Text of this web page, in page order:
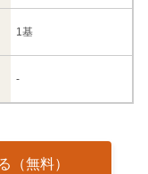
1基
-
（無料）